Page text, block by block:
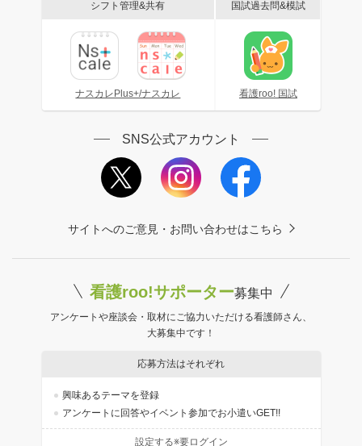
シフト管理&共有
ナスカレPlus+/ナスカレ
国試過去問&模試
看護roo! 国試
SNS公式アカウント
サイトへのご意見・お問い合わせはこちら
看護roo!サポーター募集中
アンケートや座談会・取材にご協力いただける看護師さん、
大募集中です！
応募方法はそれぞれ
興味あるテーマを登録
アンケートに回答やイベント参加でお小遣いGET!!
設定する※要ログイン